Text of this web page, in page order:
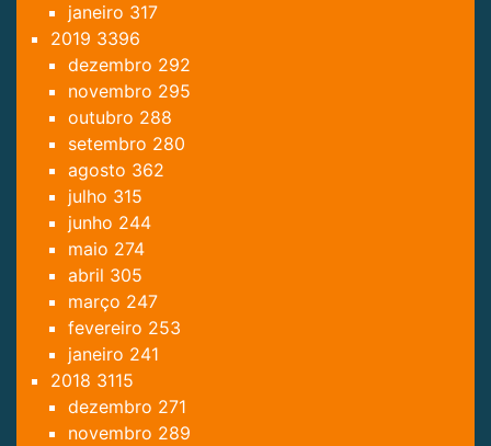
janeiro 317
2019 3396
dezembro 292
novembro 295
outubro 288
setembro 280
agosto 362
julho 315
junho 244
maio 274
abril 305
março 247
fevereiro 253
janeiro 241
2018 3115
dezembro 271
novembro 289